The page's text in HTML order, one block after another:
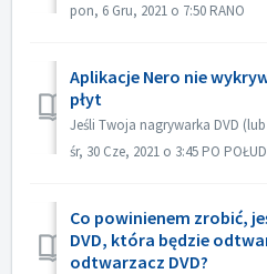
pon, 6 Gru, 2021 o 7:50 RANO
Aplikacje Nero nie
płyt
śr, 30 Cze, 2021 o 3:45 PO
Co powinienem zrobić,
DVD, która będzie
odtwarzacz DVD?